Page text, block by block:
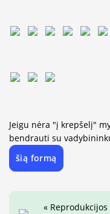
Jeigu nėra "į krepšelį"
bendrauti su
šią formą
«